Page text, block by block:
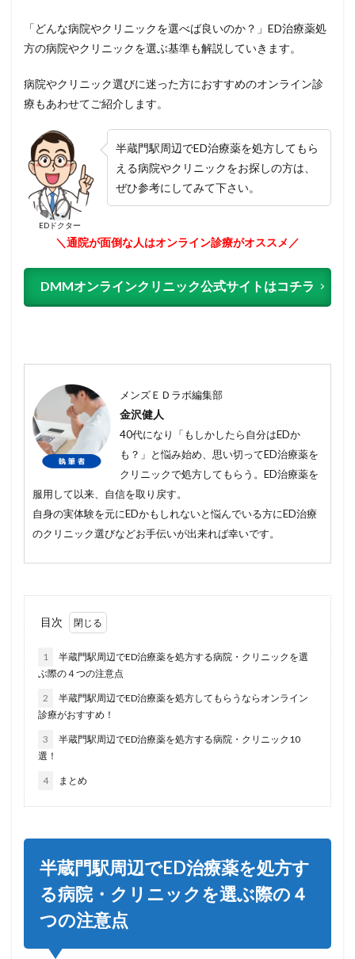
「どんな病院やクリニックを選べば良いのか？」ED治療薬処
方の病院やクリニックを選ぶ基準も解説していきます。
病院やクリニック選びに迷った方におすすめのオンライン診
療もあわせてご紹介します。
EDドクター
半蔵門駅周辺でED治療薬を処方してもら
える病院やクリニックをお探しの方は、
ぜひ参考にしてみて下さい。
＼通院が面倒な人はオンライン診療がオススメ／
DMMオンラインクリニック公式サイトはコチラ
メンズＥＤラボ編集部
金沢健人
40代になり「もしかしたら自分はEDか
も？」と悩み始め、思い切ってED治療薬を
クリニックで処方してもらう。ED治療薬を
服用して以来、自信を取り戻す。
自身の実体験を元にEDかもしれないと悩んでいる方にED治療
のクリニック選びなどお手伝いが出来れば幸いです。
目次
1
半蔵門駅周辺でED治療薬を処方する病院・クリニックを選
ぶ際の４つの注意点
2
半蔵門駅周辺でED治療薬を処方してもらうならオンライン
診療がおすすめ！
3
半蔵門駅周辺でED治療薬を処方する病院・クリニック10
選！
4 まとめ
半蔵門駅周辺でED治療薬を処方す
る病院・クリニックを選ぶ際の４
つの注意点